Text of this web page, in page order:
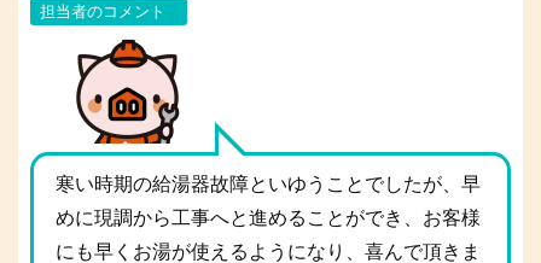
担当者のコメント
寒い時期の給湯器故障といゆうことでしたが、早
めに現調から工事へと進めることができ、お客様
にも早くお湯が使えるようになり、喜んで頂きま